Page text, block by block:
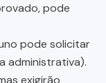
pode
pode solicitar
administrativa).